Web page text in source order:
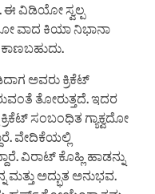
ಈ ವಿಡಿಯೋ ಸ್ವಲ್ಪ
ವಾದ ಕಿಯಾ ನಿಭಾನಾ
ಕಾಣಬಹುದು.
ಅವರು ಕ್ರಿಕೆಟ್
ತೋರುತ್ತದೆ. ಇದರ
ಸಂಬಂಧಿತ ಗ್ಯಾಕ್ವದೋ
ವೇದಿಕೆಯಲ್ಲಿ
ವಿರಾಟ್ ಕೊಹ್ಲಿ ಹಾಡನ್ನು
ಮತ್ತು ಅದ್ಭುತ ಅನುಭವ.